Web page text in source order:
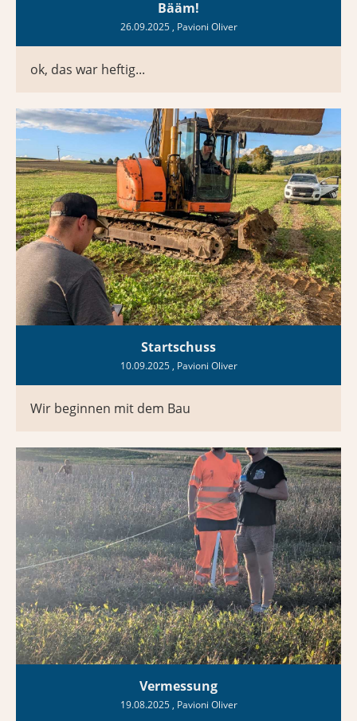
Bääm!
26.09.2025, Pavioni Oliver
ok, das war heftig...
Startschuss
10.09.2025, Pavioni Oliver
Wir beginnen mit dem Bau
Vermessung
19.08.2025, Pavioni Oliver